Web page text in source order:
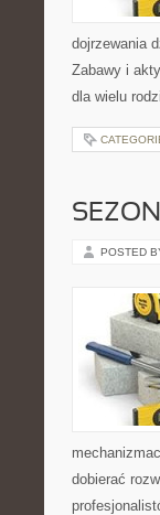
dojrzewania
Zabawy i
dla wielu
POSTED
dobierać